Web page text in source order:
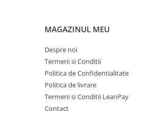
MAGAZINUL MEU
Despre noi
Termeni si Conditii
Politica de Confidentialitate
Politica de livrare
Termeni si Conditii LeanPay
Contact